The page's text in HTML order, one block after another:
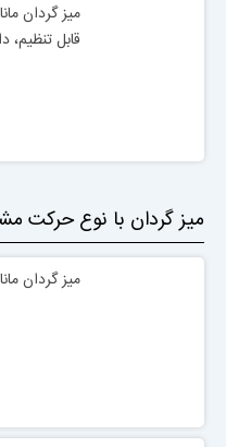
قابل تنظیم،
میز گردان با نوع حرکت
میز گردان ماناک قطر 15